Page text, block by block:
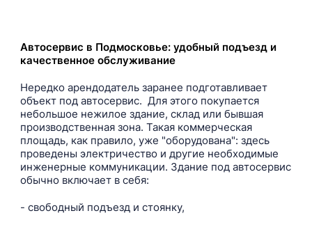
Автосервис в Подмосковье: удобный подъезд и
качественное обслуживание
Нередко арендодатель заранее подготавливает
объект под автосервис. Для этого покупается
небольшое нежилое здание, склад или бывшая
производственная зона. Такая коммерческая
площадь, как правило, уже "оборудована": здесь
проведены электричество и другие необходимые
инженерные коммуникации. Здание под автосервис
обычно включает в себя:
- свободный подъезд и стоянку,